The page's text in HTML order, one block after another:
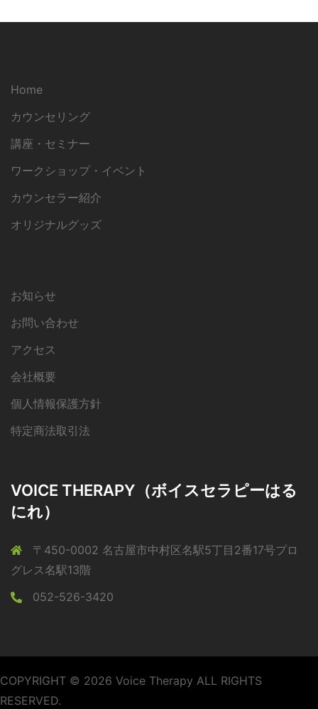
Home
カウンセリング
講座・セミナー
ワークショップ・イベント
カウンセラー紹介
オリジナルグッズ
お知らせ
お問い合わせ
アクセス
会社概要
個人情報保護方針
特定商法取引法
VOICE THERAPY（ボイスセラピーはる
にれ）
〒450-0002 名古屋市中村区名駅5丁目2番17号プロ
グレス名駅13階
052-526-3420
COPYRIGHT © 2026 Voice Therapy ALL RIGHTS
RESERVED.